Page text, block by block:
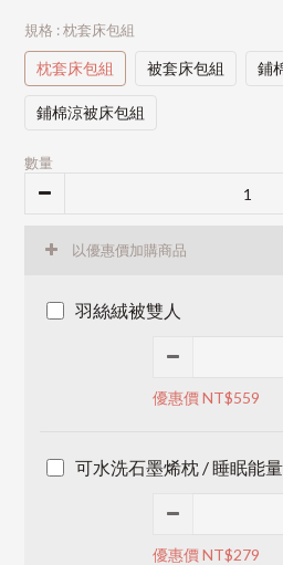
規格 : 枕套床包組
枕套床包組 被套床包組 鋪
鋪棉涼被床包組
數量
以優惠價加購商品
羽絲絨被雙人
優惠價 NT$559
可水洗石墨烯枕 / 睡眠能量
優惠價 NT$279